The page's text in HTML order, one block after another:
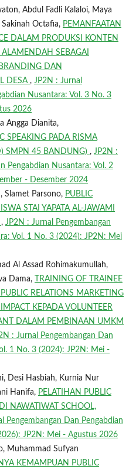
Abdul Fadli Kalaloi, Maya
Octafia, PEMANFAATAN
DALAM PRODUKSI KONTEN
SEBAGAI
DAN
DESA , JP2N : Jurnal
Nusantara: Vol. 3 No. 3
2026
Angga Dianita,
SPEAKING PADA RISMA
SMPN 45 BANDUNG) , JP2N :
Pengabdian Nusantara: Vol. 2
- Desember 2024
Slamet Parsono, PUBLIC
STAI YAPATA AL-JAWAMI
, JP2N : Jurnal Pengembangan
Vol. 1 No. 3 (2024): JP2N: Mei
Al Assad Rohimakumullah,
Dama,
TRAINING OF TRAINEE
RELATIONS MARKETING
KEPADA VOLUNTEER
DALAM PEMBINAAN UMKM
: Jurnal Pengembangan Dan
1 No. 3 (2024): JP2N: Mei -
Desi Hasbiah, Kurnia Nur
Hanifa, PELATIHAN PUBLIC
NAWATIWAT SCHOOL,
Pengembangan Dan Pengabdian
JP2N: Mei - Agustus 2026
Muhammad Sufyan
KEMAMPUAN PUBLIC